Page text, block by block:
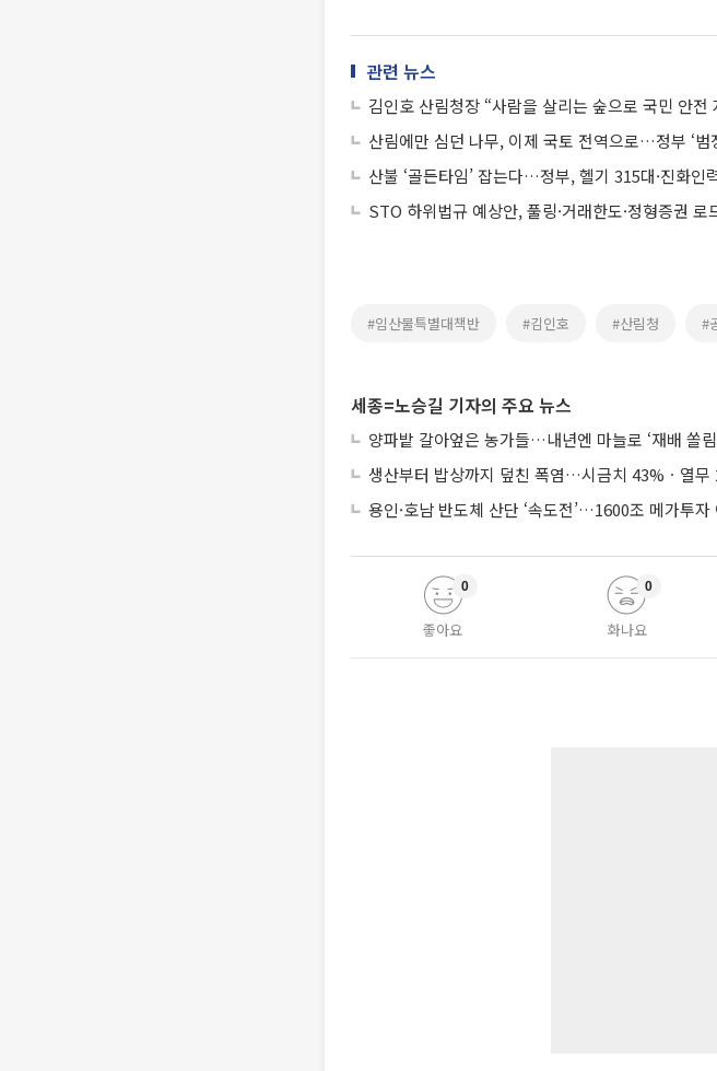
관련 뉴스
김인호 산림청장 “사람을 살리는 숲으로 국민 안전
산림에만 심던 나무, 이제 국토 전역으로…정부 ‘범
산불 ‘골든타임’ 잡는다…정부, 헬기 315대·진화인
STO 하위법규 예상안, 풀링·거래한도·정형증권 로
#임산물특별대책반 #김인호 #산림청 #
세종=노승길 기자의 주요 뉴스
양파밭 갈아엎은 농가들…내년엔 마늘로 ‘재배 쏠림
생산부터 밥상까지 덮친 폭염…시금치 43%ㆍ열무
용인·호남 반도체 산단 ‘속도전’…1600조 메가투자
좋아요
0
화나요
0